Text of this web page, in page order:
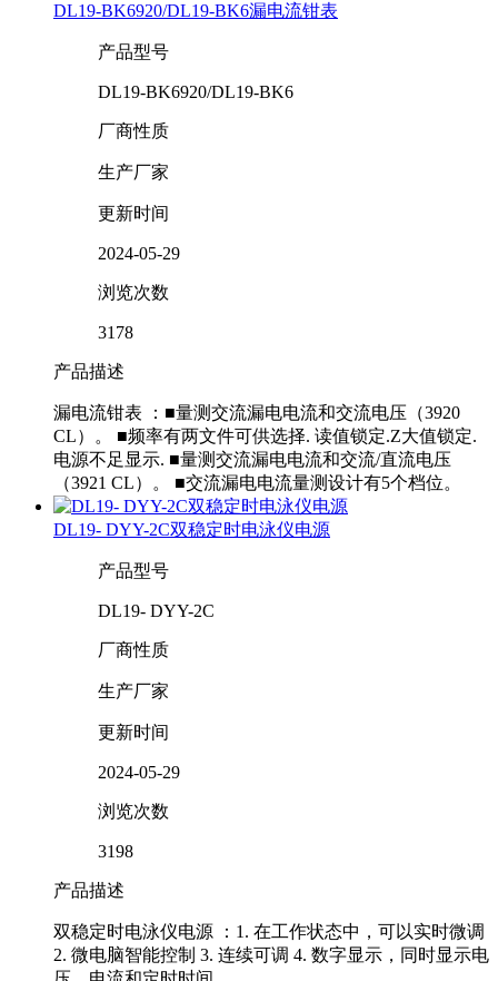
DL19-BK6920/DL19-BK6漏电流钳表
产品型号
DL19-BK6920/DL19-BK6
厂商性质
生产厂家
更新时间
2024-05-29
浏览次数
3178
产品描述
漏电流钳表 ：■量测交流漏电电流和交流电压（3920
CL）。 ■频率有两文件可供选择. 读值锁定.Z大值锁定.
电源不足显示. ■量测交流漏电电流和交流/直流电压
（3921 CL）。 ■交流漏电电流量测设计有5个档位。
DL19- DYY-2C双稳定时电泳仪电源
产品型号
DL19- DYY-2C
厂商性质
生产厂家
更新时间
2024-05-29
浏览次数
3198
产品描述
双稳定时电泳仪电源 ：1. 在工作状态中，可以实时微调
2. 微电脑智能控制 3. 连续可调 4. 数字显示，同时显示电